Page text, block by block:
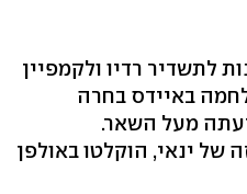
לתשדיר רדיו ולקמפיין
באיידס בחרה
מעל השאר.
של ינאי, הוקלטו באולפן